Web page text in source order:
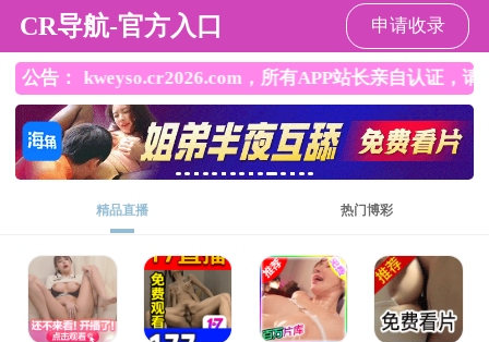
黃色网站
旧网站
EN
院友动态 院友轶事 院友撷英